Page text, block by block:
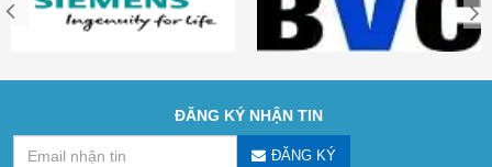
ĐĂNG KÝ NHẬN TIN
ĐĂNG KÝ